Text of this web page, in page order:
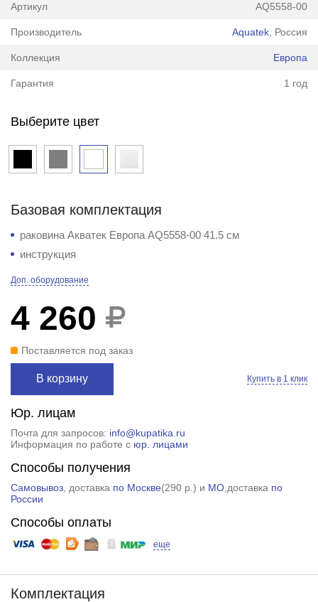
Артикул AQ5558-00
Производитель Aquatek , Россия
Коллекция Европа
Гарантия 1 год
Выберите цвет
Базовая комплектация
раковина Акватек Европа AQ5558-00 41.5 см
инструкция
Доп. оборудование
4 260
Поставляется под заказ
В корзину Купить в 1 клик
Юр. лицам
Почта для запросов: info@kupatika.ru
Информация по работе с юр. лицами
Способы получения
Самовывоз, доставка по Москве(290 р. ) и МО,доставка по
России
Способы оплаты
еще
Комплектация